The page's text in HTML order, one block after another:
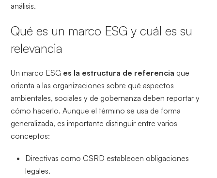
análisis.
Qué es un marco ESG y cuál es su
relevancia
Un marco ESG es la estructura de referencia que
orienta a las organizaciones sobre qué aspectos
ambientales, sociales y de gobernanza deben reportar y
cómo hacerlo. Aunque el término se usa de forma
generalizada, es importante distinguir entre varios
conceptos:
Directivas como CSRD establecen obligaciones
legales.